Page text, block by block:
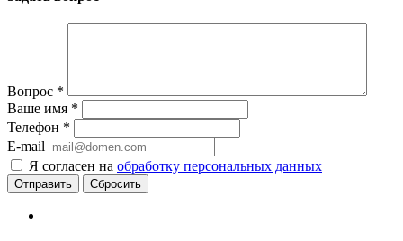
Вопрос *
Ваше имя *
Телефон *
E-mail
Я согласен на обработку персональных данных
Сбросить